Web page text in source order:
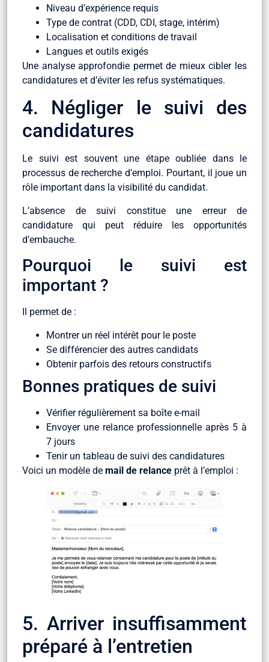
Niveau d’expérience requis
Type de contrat (CDD, CDI, stage, intérim)
Localisation et conditions de travail
Langues et outils exigés
Une analyse approfondie permet de mieux cibler les
candidatures et d’éviter les refus systématiques.
4. Négliger le suivi des
candidatures
Le suivi est souvent une étape oubliée dans le
processus de recherche d’emploi. Pourtant, il joue un
rôle important dans la visibilité du candidat.
L’absence de suivi constitue une erreur de
candidature qui peut réduire les opportunités
d’embauche.
Pourquoi le suivi est
important ?
Il permet de :
Montrer un réel intérêt pour le poste
Se différencier des autres candidats
Obtenir parfois des retours constructifs
Bonnes pratiques de suivi
Vérifier régulièrement sa boîte e-mail
Envoyer une relance professionnelle après 5 à
7 jours
Tenir un tableau de suivi des candidatures
Voici un modèle de mail de relance prêt à l’emploi :
5. Arriver insuffisamment
préparé à l’entretien